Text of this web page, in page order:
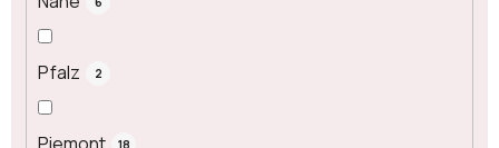
Pfalz 2
18